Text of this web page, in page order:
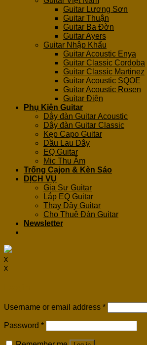
Guitar Lương Sơn
Guitar Thuận
Guitar Ba Đờn
Guitar Ayers
Guitar Nhập Khẩu
Guitar Acoustic Enya
Guitar Classic Cordoba
Guitar Classic Martinez
Guitar Acoustic SQOE
Guitar Acoustic Rosen
Guitar Điện
Phụ Kiện Guitar
Dây đàn Guitar Acoustic
Dây đàn Guitar Classic
Kẹp Capo Guitar
Dầu Lau Dây
EQ Guitar
Mic Thu Âm
Trống Cajon & Kèn Sáo
DỊCH VỤ
Gia Sư Guitar
Lắp EQ Guitar
Thay Dây Guitar
Cho Thuê Đàn Guitar
Newsletter
x
x
Username or email address *
Password *